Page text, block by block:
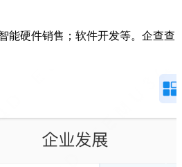
能硬件销售；软件开发等。企查查